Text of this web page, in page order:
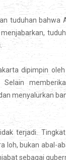
tuduhan
dipimpin
Selain
menyalurkan
terjadi.
loh, bukan abal-
sebagai